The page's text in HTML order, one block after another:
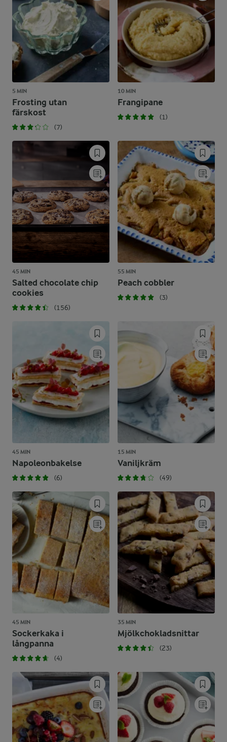
5 MIN
Frosting utan
färskost
(7)
10 MIN
Frangipane
(1)
45 MIN
Salted chocolate chip
cookies
(156)
55 MIN
Peach cobbler
(3)
45 MIN
Napoleonbakelse
(6)
15 MIN
Vaniljkräm
(49)
45 MIN
Sockerkaka i
långpanna
(4)
35 MIN
Mjölkchokladsnittar
(23)